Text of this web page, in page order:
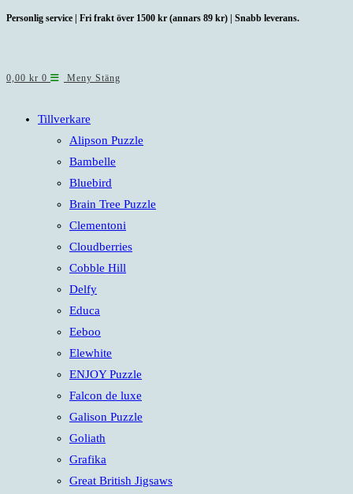
Hoppa
Personlig service | Fri frakt över 1500 kr (annars 89 kr) | Snabb leverans.
0,00 kr 0 Meny Stäng
Tillverkare
Alipson Puzzle
Bambelle
Bluebird
Brain Tree Puzzle
Clementoni
Cloudberries
Cobble Hill
Delfy
Educa
Eeboo
Elewhite
ENJOY Puzzle
Falcon de luxe
Galison Puzzle
Goliath
Grafika
Great British Jigsaws